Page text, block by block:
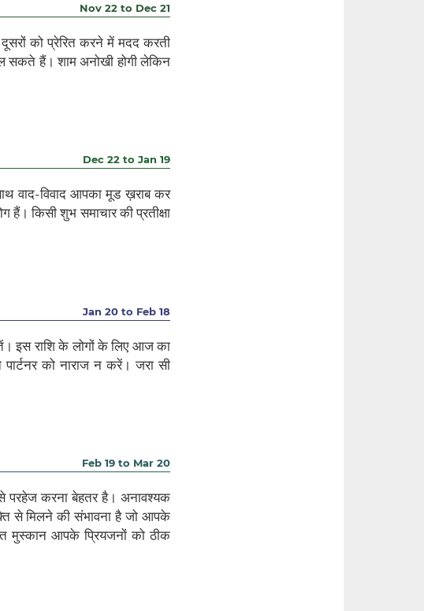
Nov 22 to Dec 21
को प्रेरित करने में मदद करती
हैं। शाम अनोखी होगी लेकिन
Dec 22 to Jan 19
वाद-विवाद आपका मूड ख़राब कर
किसी शुभ समाचार की प्रतीक्षा
Jan 20 to Feb 18
इस राशि के लोगों के लिए आज का
को नाराज न करें। जरा सी
Feb 19 to Mar 20
करना बेहतर है। अनावश्यक
से मिलने की संभावना है जो आपके
मुस्कान आपके प्रियजनों को ठीक